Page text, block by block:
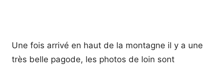
Une fois arrivé en haut de la montagne il y a une
très belle pagode, les photos de loin sont